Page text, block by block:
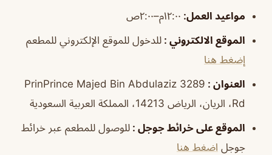
مواعيد العمل: ١٢:٠٠م–٢:٠٠ص
الموقع الالكتروني : للدخول للموقع الإلكتروني للمطعم
إضغط هنا
العنوان :
3289 PrinPrince Majed Bin Abdulaziz
Rd، الريان، الرياض 14213، المملكة العربية السعودية
الموقع على خرائط جوجل : للوصول للمطعم عبر خرائط
جوجل اضغط هنا